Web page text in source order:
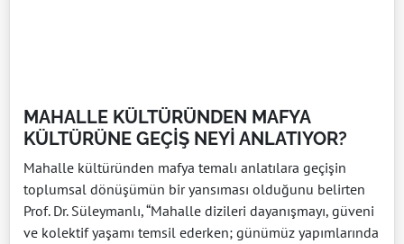
MAHALLE KÜLTÜRÜNDEN MAFYA
KÜLTÜRÜNE GEÇİŞ NEYİ ANLATIYOR?
Mahalle kültüründen mafya temalı anlatılara geçişin
toplumsal dönüşümün bir yansıması olduğunu belirten
Prof. Dr. Süleymanlı, “Mahalle dizileri dayanışmayı, güveni
ve kolektif yaşamı temsil ederken; günümüz yapımlarında